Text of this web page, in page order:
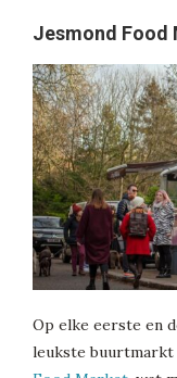
Jesmond Food
Op elke eerste en
leukste buurtmarkt